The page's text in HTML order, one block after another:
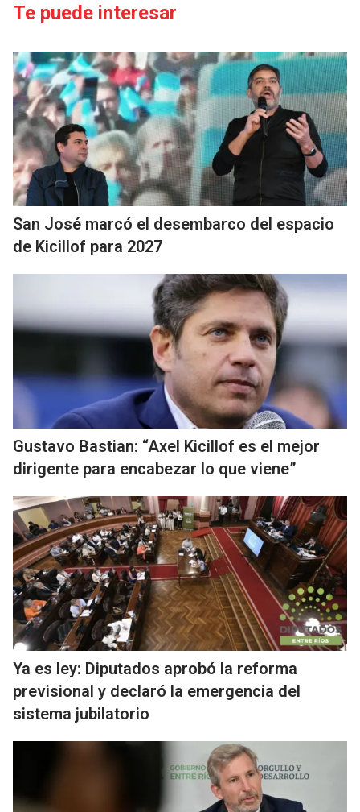
Te puede interesar
San José marcó el desembarco del espacio
de Kicillof para 2027
Gustavo Bastian: “Axel Kicillof es el mejor
dirigente para encabezar lo que viene”
Ya es ley: Diputados aprobó la reforma
previsional y declaró la emergencia del
sistema jubilatorio